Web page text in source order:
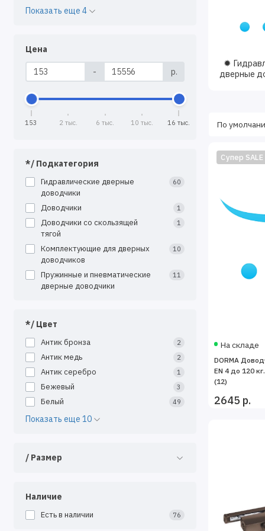
Показать еще 4
Цена
- р.
153 2 тыс. 6 тыс. 10 тыс. 16 тыс.
*/ Подкатегория
Гидравлические дверные
доводчики
60
Доводчики 1
Доводчики со скользящей
тягой
1
Комплектующие для дверных
доводчиков
10
Пружинные и пневматические
дверные доводчики
11
*/ Цвет
Антик бронза 2
Антик медь 2
Антик серебро 1
Бежевый 3
Белый 49
Показать еще 10
/ Размер
Наличие
Есть в наличии 76
Вес
Дизайн.
Установка
решили
Обычно
частей
плавное и
ширину
✹
дверные
Супер SALE
На складе
DORMA
EN 4 до 120
(12)
2645 р.